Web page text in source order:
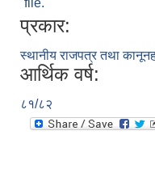
file.
प्रकार:
स्थानीय राजपत्र तथा
आर्थिक वर्ष:
८१/८२